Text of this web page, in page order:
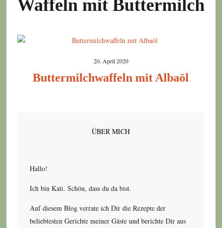
Waffeln mit Buttermilch
20. April 2020
Buttermilchwaffeln mit Albaöl
ÜBER MICH
Hallo!
Ich bin Kati. Schön, dass du da bist.
Auf diesem Blog verrate ich Dir die Rezepte der
beliebtesten Gerichte meiner Gäste und berichte Dir aus